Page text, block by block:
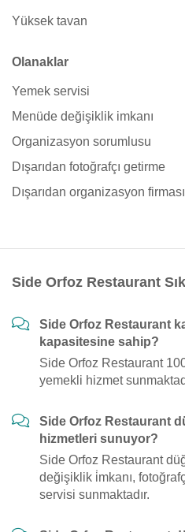
Yüksek tavan
Olanaklar
Yemek servisi
Menüde değişiklik imkanı
Organizasyon sorumlusu
Dışarıdan fotoğrafçı getirme
Dışarıdan organizasyon
Side Orfoz Restaurant
Side Orfoz Restaurant
kapasitesine sahip?
Side Orfoz Restaurant
yemekli hizmet
Side Orfoz Restaurant
hizmetleri sunuyor?
Side Orfoz Restaurant
değişiklik i̇mkanı,
servisi sunmaktadır.